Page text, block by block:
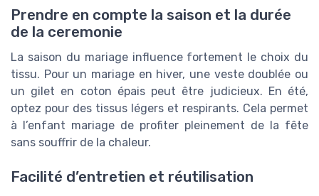
Prendre en compte la saison et la durée
de la ceremonie
La saison du mariage influence fortement le choix du
tissu. Pour un mariage en hiver, une veste doublée ou
un gilet en coton épais peut être judicieux. En été,
optez pour des tissus légers et respirants. Cela permet
à l’enfant mariage de profiter pleinement de la fête
sans souffrir de la chaleur.
Facilité d’entretien et réutilisation